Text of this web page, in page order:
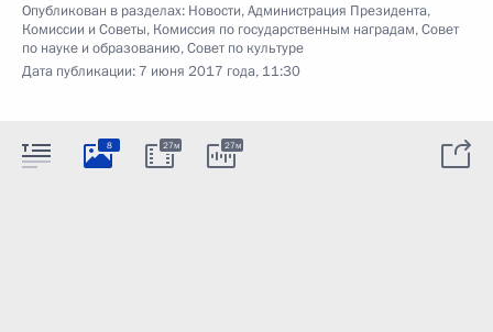
Опубликован в разделах: Новости,Администрация Президента,
Комиссии и Советы, Комиссия по государственным наградам,Совет
по науке и образованию,Совет по культуре
Дата публикации: 7 июня 2017 года, 11:30
8 27м 27м